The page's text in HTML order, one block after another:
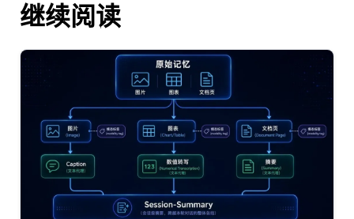
继续阅读